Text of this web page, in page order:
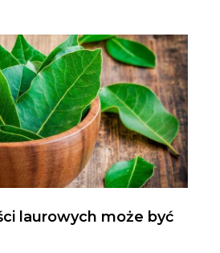
laurowych może być